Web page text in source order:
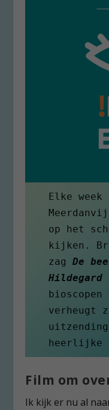
Elke week
op het
kijken.
zag De
Hildegard
verheugt
heerlijke
Film om
Ik kijk er nu al